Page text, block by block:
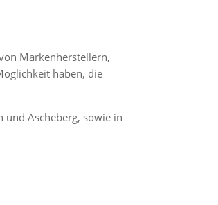
Markenherstellern,
haben, die
und Ascheberg, sowie in